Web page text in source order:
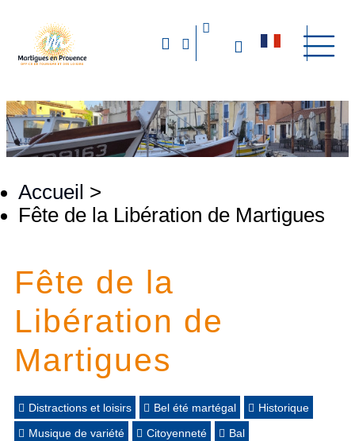
Accueil >
Fête de la Libération de Martigues
Fête de la
Libération de
Martigues
Distractions et loisirs Bel été martégal
Historique
Musique de variété
Citoyenneté
Bal